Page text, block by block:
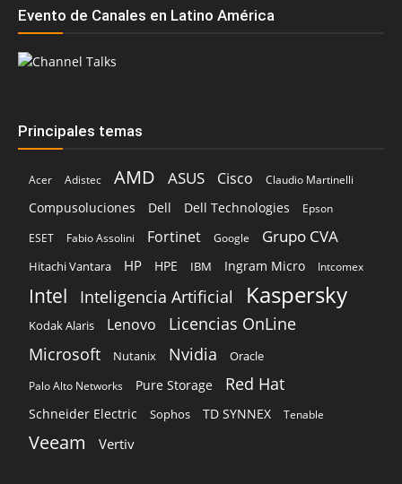
Evento de Canales en Latino América
Principales temas
Acer Adistec AMD ASUS Cisco Claudio Martinelli
Compusoluciones Dell Dell Technologies
Epson
ESET
Fabio Assolini Fortinet Google Grupo CVA
Hitachi Vantara HP HPE IBM Ingram Micro Intcomex
Intel Inteligencia Artificial Kaspersky
Kodak Alaris Lenovo Licencias OnLine
Microsoft Nutanix Nvidia Oracle
Palo Alto Networks Pure Storage Red Hat
Schneider Electric Sophos TD SYNNEX Tenable
Veeam Vertiv